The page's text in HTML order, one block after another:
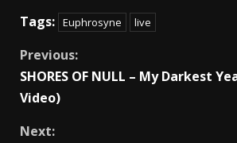
Tags: Euphrosyne live
Previous:
SHORES OF NULL – My Darkest
Video)
Next: